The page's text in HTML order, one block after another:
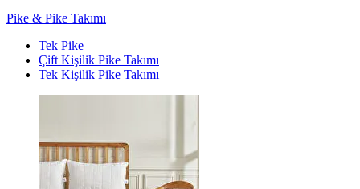
Pike & Pike Takımı
Tek Pike
Çift Kişilik Pike Takımı
Tek Kişilik Pike Takımı